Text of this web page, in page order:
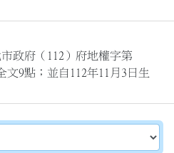
政府（112）府地權字第
文9點；並自112年11月3日生